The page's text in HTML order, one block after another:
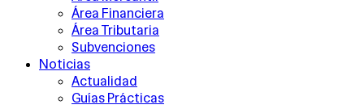
Área Financiera
Área Tributaria
Subvenciones
Noticias
Actualidad
Guías Prácticas